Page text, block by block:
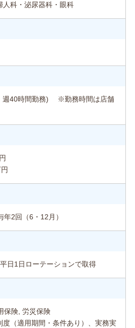
人科・泌尿器科・眼科
週40時間勤務) ※勤務時間は店舗
2回（6・12月）
日1日ローテーションで取得
保険, 労災保険
度（適用期間・条件あり）、実務実